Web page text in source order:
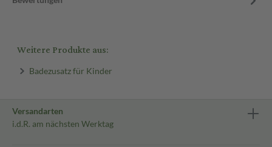
Weitere Produkte aus:
Badezusatz für Kinder
Versandarten
i.d.R. am nächsten Werktag